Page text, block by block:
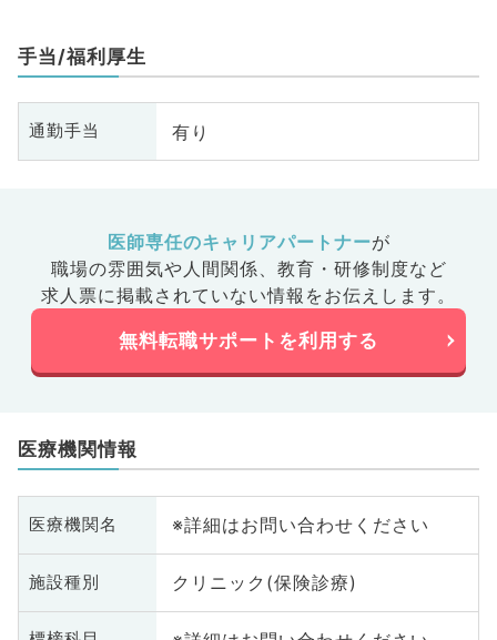
手当/福利厚生
通勤手当 有り
医師専任のキャリアパートナーが
職場の雰囲気や人間関係、 教育・研修制度など
求人票に掲載されていない情報をお伝えします。
無料転職サポートを利用する
医療機関情報
医療機関名 ※詳細はお問い合わせください
施設種別 クリニック(保険診療)